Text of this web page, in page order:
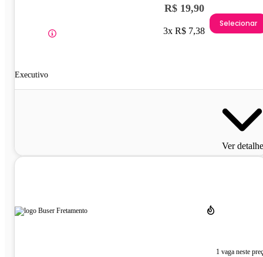
Executivo
R$ 19,90
3x R$ 7,38
Selecionar
Ver
1 vaga neste